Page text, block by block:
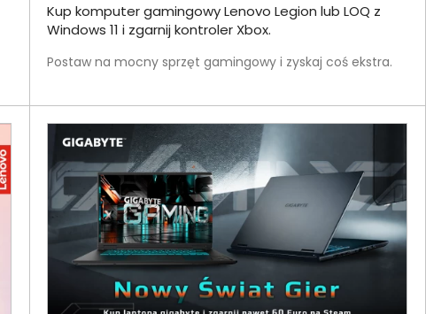
Kup komputer gamingowy Lenovo Legion lub LOQ z
Windows 11 i zgarnij kontroler Xbox.
Postaw na mocny sprzęt gamingowy i zyskaj coś ekstra.